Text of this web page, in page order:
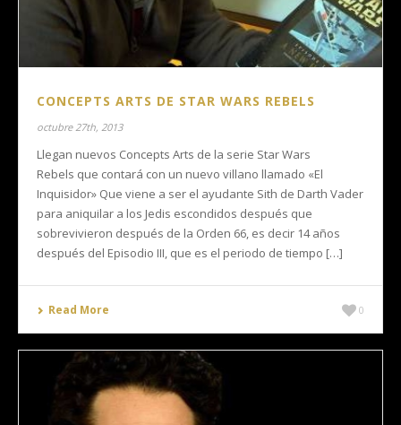
CONCEPTS ARTS DE STAR WARS REBELS
octubre 27th, 2013
Llegan nuevos Concepts Arts de la serie Star Wars
Rebels que contará con un nuevo villano llamado «El
Inquisidor» Que viene a ser el ayudante Sith de Darth Vader
para aniquilar a los Jedis escondidos después que
sobrevivieron después de la Orden 66, es decir 14 años
después del Episodio III, que es el periodo de tiempo […]
Read More 0